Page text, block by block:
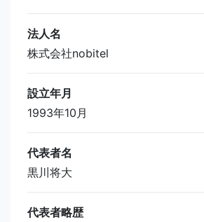
法人名
株式会社nobitel
設立年月
1993年10月
代表者名
黒川将大
代表者略歴